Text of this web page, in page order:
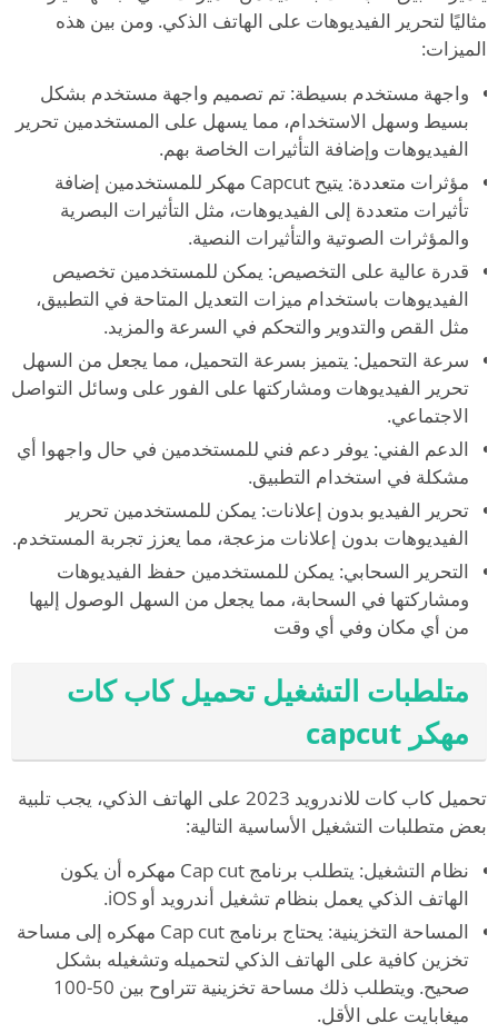
مثاليًا لتحرير الفيديوهات على الهاتف الذكي. ومن بين هذه
الميزات:
واجهة مستخدم بسيطة: تم تصميم واجهة مستخدم بشكل
بسيط وسهل الاستخدام، مما يسهل على المستخدمين تحرير
الفيديوهات وإضافة التأثيرات الخاصة بهم.
مؤثرات متعددة: يتيح Capcut مهكر للمستخدمين إضافة
تأثيرات متعددة إلى الفيديوهات، مثل التأثيرات البصرية
والمؤثرات الصوتية والتأثيرات النصية.
قدرة عالية على التخصيص: يمكن للمستخدمين تخصيص
الفيديوهات باستخدام ميزات التعديل المتاحة في التطبيق،
مثل القص والتدوير والتحكم في السرعة والمزيد.
سرعة التحميل: يتميز بسرعة التحميل، مما يجعل من السهل
تحرير الفيديوهات ومشاركتها على الفور على وسائل التواصل
الاجتماعي.
الدعم الفني: يوفر دعم فني للمستخدمين في حال واجهوا أي
مشكلة في استخدام التطبيق.
تحرير الفيديو بدون إعلانات: يمكن للمستخدمين تحرير
الفيديوهات بدون إعلانات مزعجة، مما يعزز تجربة المستخدم.
التحرير السحابي: يمكن للمستخدمين حفظ الفيديوهات
ومشاركتها في السحابة، مما يجعل من السهل الوصول إليها
من أي مكان وفي أي وقت
متلطبات التشغيل تحميل كاب كات
مهكر capcut
تحميل كاب كات للاندرويد 2023 على الهاتف الذكي، يجب تلبية
بعض متطلبات التشغيل الأساسية التالية:
نظام التشغيل: يتطلب برنامج Cap cut مهكره أن يكون
الهاتف الذكي يعمل بنظام تشغيل أندرويد أو iOS.
المساحة التخزينية: يحتاج برنامج Cap cut مهكره إلى مساحة
تخزين كافية على الهاتف الذكي لتحميله وتشغيله بشكل
صحيح. ويتطلب ذلك مساحة تخزينية تتراوح بين 50-100
ميغابايت على الأقل.